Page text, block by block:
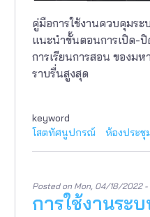
คู่มือการใช้งานควบคุมร
แนะนำขั้นตอนการเปิด-ปิ
การเรียนการสอน ของม
ราบรื่นสูงสุด
keyword
โสตทัศนูปกรณ์
ห้องประ
Posted on Mon, 04/18/2022 -
การใช้งานระ